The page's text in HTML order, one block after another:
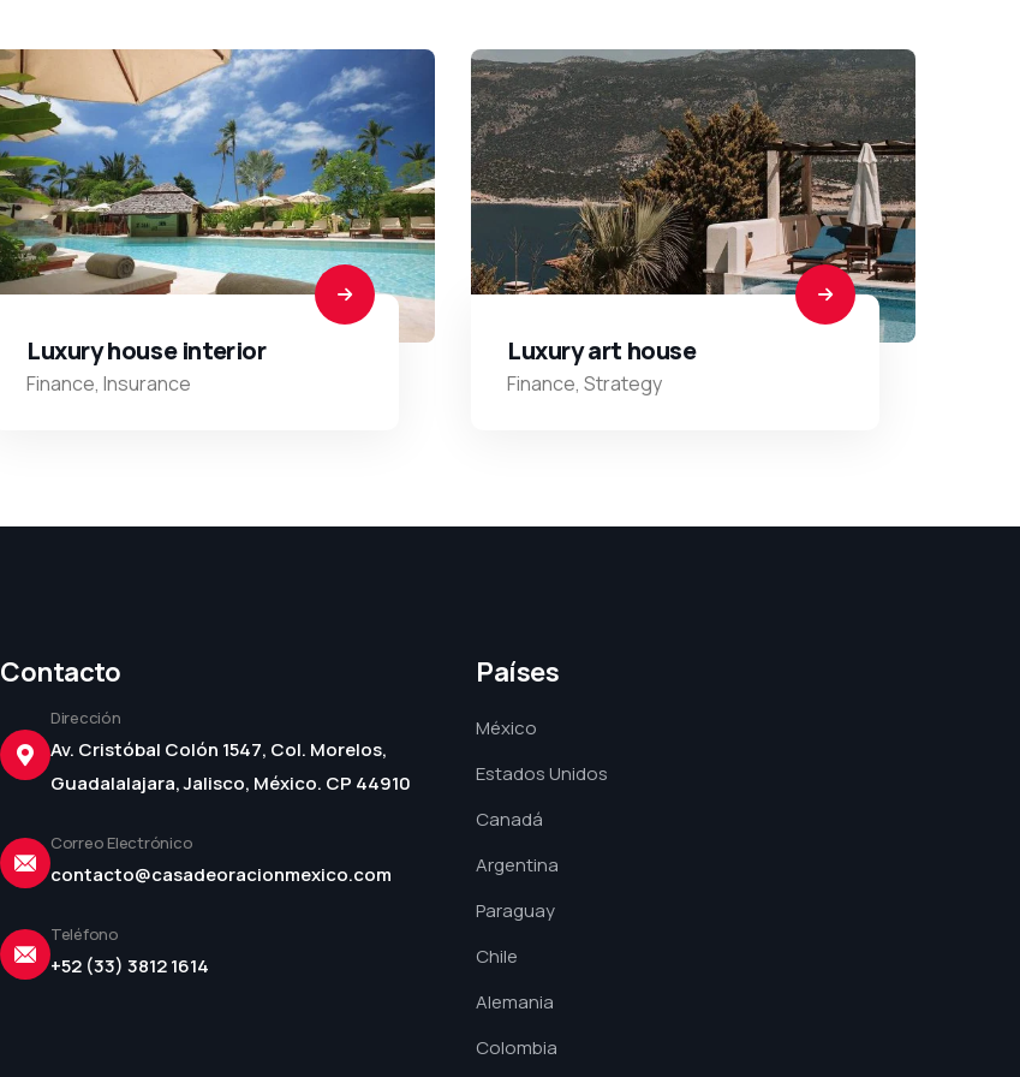
Luxury house interior
Finance, Insurance
Luxury art house
Finance, Strategy
Contacto
Dirección
Av. Cristóbal Colón 1547, Col. Morelos,
Guadalalajara, Jalisco, México. CP 44910
Correo Electrónico
contacto@casadeoracionmexico.com
Teléfono
+52 (33) 3812 1614
Países
México
Estados Unidos
Canadá
Argentina
Paraguay
Chile
Alemania
Colombia